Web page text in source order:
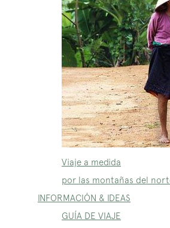
Viaje a medida
por las montañas del
INFORMACIÓN & IDEAS
GUÍA DE VIAJE